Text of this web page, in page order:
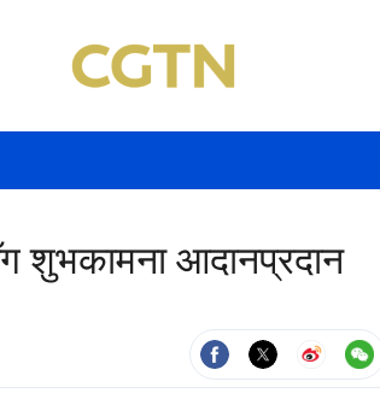
शुभकामना आदानप्रदान